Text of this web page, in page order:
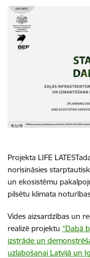
Projekta LIFE
norisināsies
un ekosistēmu
pilsētu klimata
Vides aizsardzības un
realizē projektu “Dabā
izstrāde un
uzlabošanai Latvijā un